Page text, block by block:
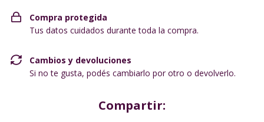
Compra protegida
Tus datos cuidados durante toda la compra.
Cambios y devoluciones
Si no te gusta, podés cambiarlo por otro o devolverlo.
Compartir: